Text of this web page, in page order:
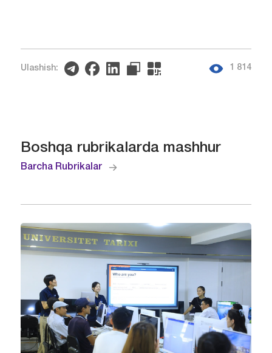
Ulashish: 1 814
Boshqa rubrikalarda mashhur
Barcha Rubrikalar